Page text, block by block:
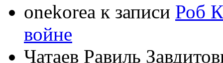
onekorea к записи Роб
войне
Чатаев Равиль